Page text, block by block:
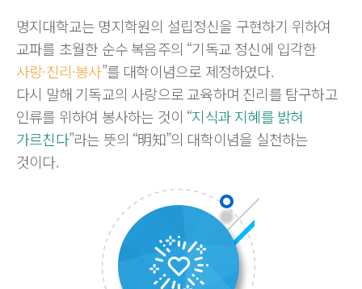
명지대학교는 명지학원의 설립정신을 구현하기 위하여
교파를 초월한 순수 복음주의 “기독교 정신에 입각한
사랑·진리·봉사”를 대학이념으로 제정하였다.
다시 말해 기독교의 사랑으로 교육하며 진리를 탐구하고
인류를 위하여 봉사하는 것이 “지식과 지혜를 밝혀
가르친다”라는 뜻의 “明知”의 대학이념을 실천하는
것이다.